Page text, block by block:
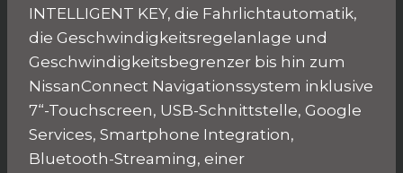
INTELLIGENT KEY, die Fahrlichtautomatik,
die Geschwindigkeitsregelanlage und
Geschwindigkeitsbegrenzer bis hin zum
NissanConnect Navigationssystem inklusive
7“-Touchscreen, USB-Schnittstelle, Google
Services, Smartphone Integration,
Bluetooth-Streaming, einer